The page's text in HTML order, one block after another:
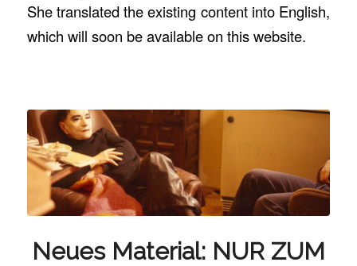
She translated the existing content into English,
which will soon be available on this website.
Neues Material: NUR ZUM